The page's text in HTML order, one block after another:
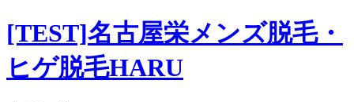
[TEST]名古屋栄メンズ脱毛・
ヒゲ脱毛HARU